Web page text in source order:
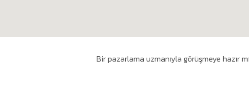
Bir pazarlama uzmanıyla görüşmeye hazır